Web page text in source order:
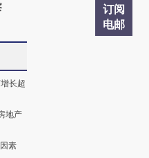
订阅
电邮
长超
地产
素